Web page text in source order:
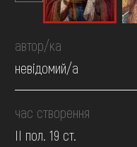
автор/ка
невідомий/а
час створення
II пол. 19 ст.